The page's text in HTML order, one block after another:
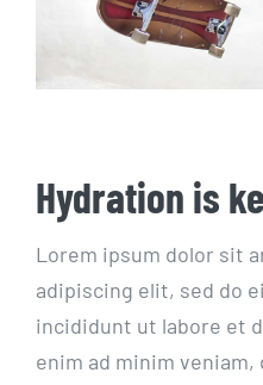
Hydration is
Lorem ipsum dolor sit
adipiscing elit, sed do
incididunt ut labore et
enim ad minim